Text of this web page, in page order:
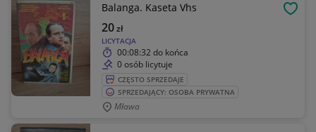
Balanga. Kaseta Vhs
LICYTACJA
20zł
00:08:32 do końca
0 osób licytuje
CZĘSTO SPRZEDAJE
SPRZEDAJĄCY: OSOBA PRYWATNA
Mława